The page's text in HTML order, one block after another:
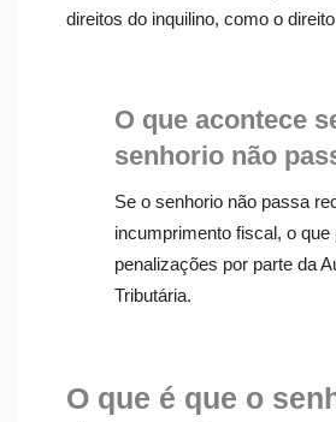
direitos do inquilino, como o
O que acontece
senhorio não
Se o senhorio não passa
incumprimento fiscal, o que
penalizações por parte da
Tributária.
O que é que o